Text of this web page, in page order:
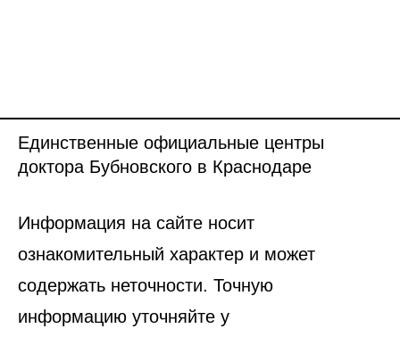
Единственные официальные центры
доктора Бубновского в Краснодаре
Информация на сайте носит
ознакомительный характер и может
содержать неточности. Точную
информацию уточняйте у